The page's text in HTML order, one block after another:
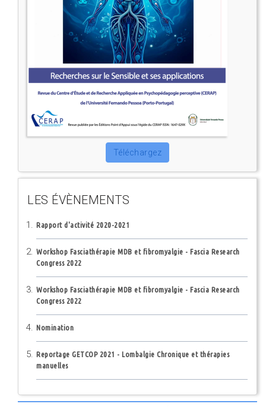
Téléchargez
LES ÉVÈNEMENTS
Rapport d'activité 2020-2021
Workshop Fasciathérapie MDB et fibromyalgie - Fascia Research
Congress 2022
Workshop Fasciathérapie MDB et fibromyalgie - Fascia Research
Congress 2022
Nomination
Reportage GETCOP 2021 - Lombalgie Chronique et thérapies
manuelles